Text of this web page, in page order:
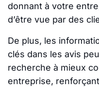
donnant à votre
d’être vue par des
De plus, les
clés dans les avis
recherche à mieux
entreprise,